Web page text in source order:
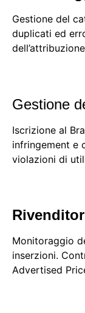
Gestione del
duplicati ed
Gestione
Iscrizione al
infringement e
violazioni di
Monitoraggio
inserzioni.
Advertised